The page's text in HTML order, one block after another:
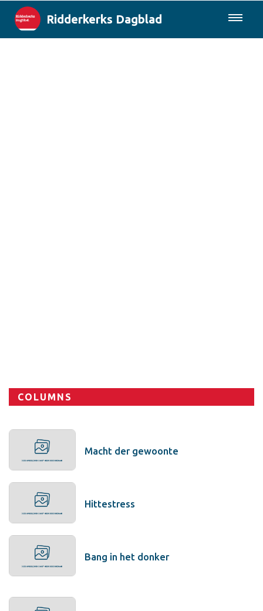
Ridderkerks Dagblad
COLUMNS
Macht der gewoonte
Hittestress
Bang in het donker